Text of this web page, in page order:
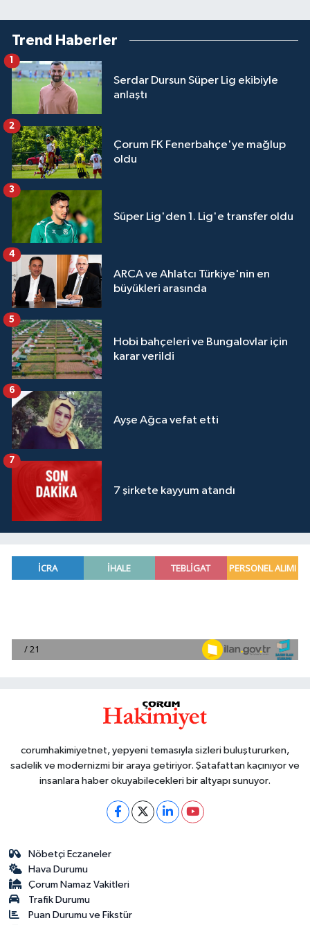
Trend Haberler
Serdar Dursun Süper Lig ekibiyle
anlaştı
Çorum FK Fenerbahçe'ye mağlup
oldu
2
Süper Lig'den 1. Lig'e transfer oldu
3
ARCA ve Ahlatcı Türkiye'nin en
büyükleri arasında
4
Hobi bahçeleri ve Bungalovlar için
karar verildi
5
Ayşe Ağca vefat etti
6
7 şirkete kayyum atandı
7
corumhakimiyetnet, yepyeni temasıyla sizleri buluştururken,
sadelik ve modernizmi bir araya getiriyor. Şatafattan kaçınıyor ve
insanlara haber okuyabilecekleri bir altyapı sunuyor.
Nöbetçi Eczaneler
Hava Durumu
Çorum Namaz Vakitleri
Trafik Durumu
Puan Durumu ve Fikstür